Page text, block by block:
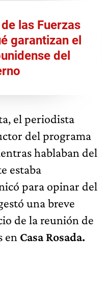
las Fuerzas
garantizan el
del
el periodista
del programa
hablaban del
estaba
para opinar del
una breve
de la reunión de
en Casa Rosada.